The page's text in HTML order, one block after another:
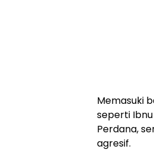
Memasuki
seperti Ibnu
Perdana,
agresif.